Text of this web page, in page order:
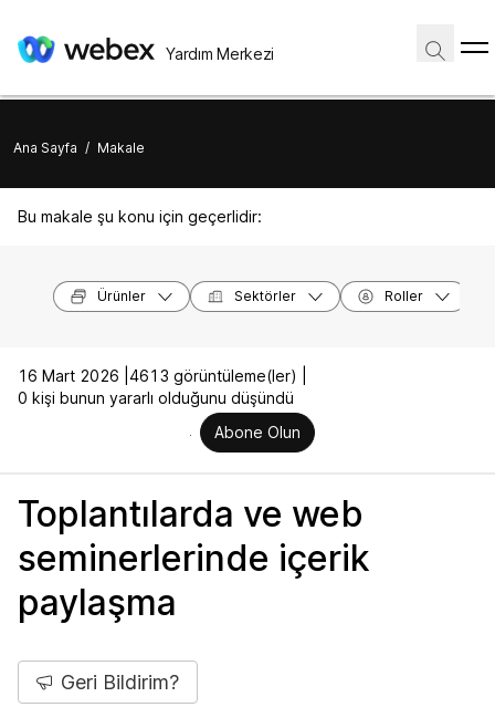
Yardım Merkezi
Ana Sayfa / Makale
Bu makale şu konu için geçerlidir:
Ürünler Sektörler Roller
16 Mart 2026 | 4613 görüntüleme(ler) |
0 kişi bunun yararlı olduğunu düşündü
Abone Olun
Toplantılarda ve web
seminerlerinde içerik
paylaşma
Geri Bildirim?